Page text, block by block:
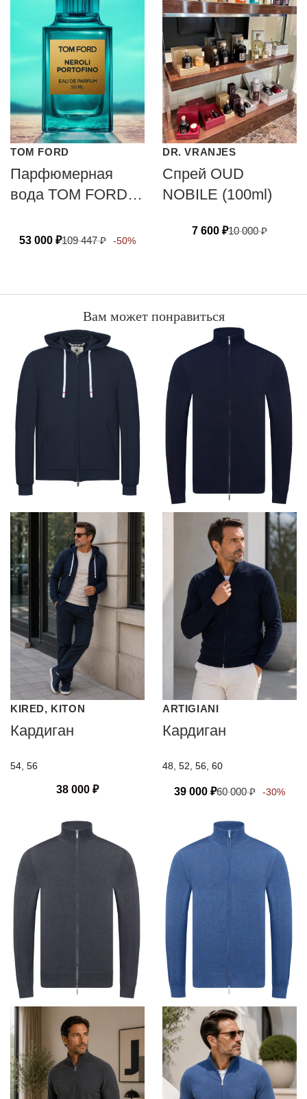
TOM FORD
Парфюмерная
вода TOM FORD
PORTOFINO
53 000 ₽109 447₽ -50%
DR. VRANJES
Спрей OUD
NOBILE (100ml)
7 600 ₽10 000₽
Вам может понравиться
KIRED, KITON
Кардиган
54, 56
38 000 ₽
ARTIGIANI
Кардиган
48, 52, 56, 60
39 000 ₽60 000₽ -30%